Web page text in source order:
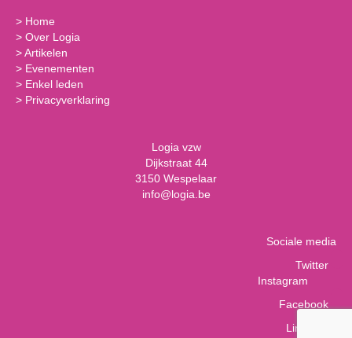
> Home
> Over Logia
>Artikelen
> Evenementen
> Enkel leden
> Privacyverklaring
Logia vzw
Dijkstraat 44
3150 Wespelaar
info@logia.be
Sociale media
Twitter
Instagram
Facebook
LinkedIn